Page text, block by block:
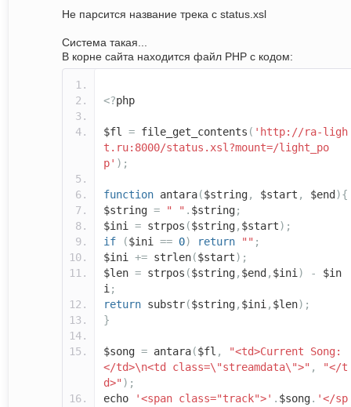
Не парсится название трека с status.xsl
Система такая...
В корне сайта находится файл PHP с кодом:
<?php
$fl = file_get_contents ( 'http://ra-ligh
t.ru:8000/status.xsl?mount=/light_po
p' );
function antara($string, $start , $end ){
$string = " " . $string;
$ini = strpos ($string, $start);
if
($ini == 0) return "" ;
$ini += strlen($start);
$len = strpos ($string, $end , $ini ) -
$in
i ;
return substr($string, $ini , $len);
}
$song = antara($fl ,
"<td>Current Song:
</td>\n<td class=\"streamdata\">" ,
"</t
d>" );
echo
'<span class="track">' . $song. '</sp